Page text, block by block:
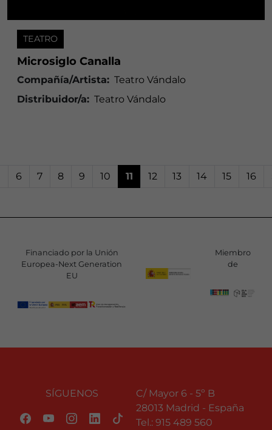
TEATRO
Microsiglo Canalla
Compañía/Artista: Teatro Vándalo
Distribuidor/a: Teatro Vándalo
6 7 8 9 10 11 12 13 14 15 16
Financiado por la Unión
Europea-Next Generation
EU
Miembro
de
SÍGUENOS
C/ Mayor 6 - 5º B
28013 Madrid - España
Tel.: 915 489 560